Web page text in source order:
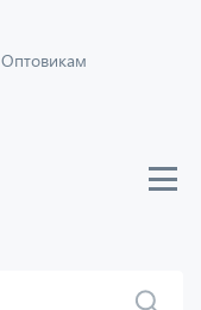
Оптовикам